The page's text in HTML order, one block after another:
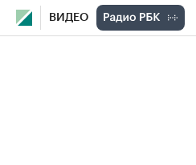
ВИДЕО